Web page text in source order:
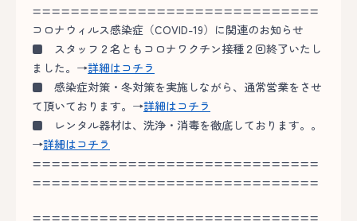
==============================
コロナウィルス感染症（COVID-19）に関連のお知らせ
■ スタッフ２名ともコロナワクチン接種２回終了いたし
ました。→詳細はコチラ
■ 感染症対策・冬対策を実施しながら、通常営業をさせ
て頂いております。→詳細はコチラ
■ レンタル器材は、洗浄・消毒を徹底しております。。
→詳細はコチラ
==============================
==============================
==============================